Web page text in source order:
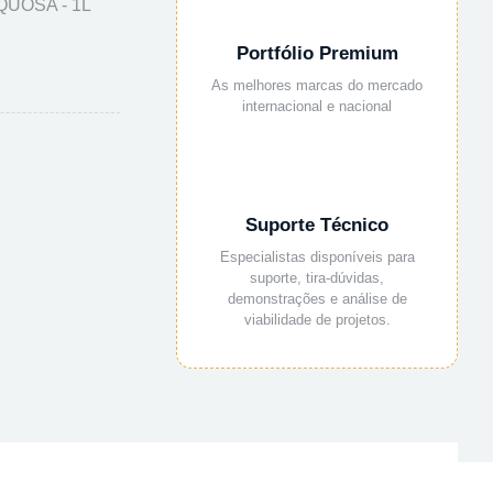
- 1L
Portfólio Premium
As melhores marcas do mercado
internacional e nacional
Suporte Técnico
Especialistas disponíveis para
suporte, tira-dúvidas,
demonstrações e análise de
viabilidade de projetos.